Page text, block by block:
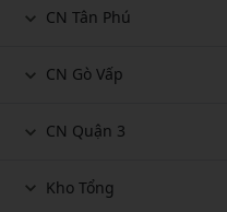
CN Tân Phú
CN Gò Vấp
CN Quận 3
Kho Tổng